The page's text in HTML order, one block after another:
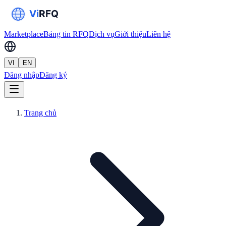
MarketplaceBảng tin RFQDịch vụGiới thiệuLiên hệ
VI EN
Đăng nhậpĐăng ký
Trang chủ